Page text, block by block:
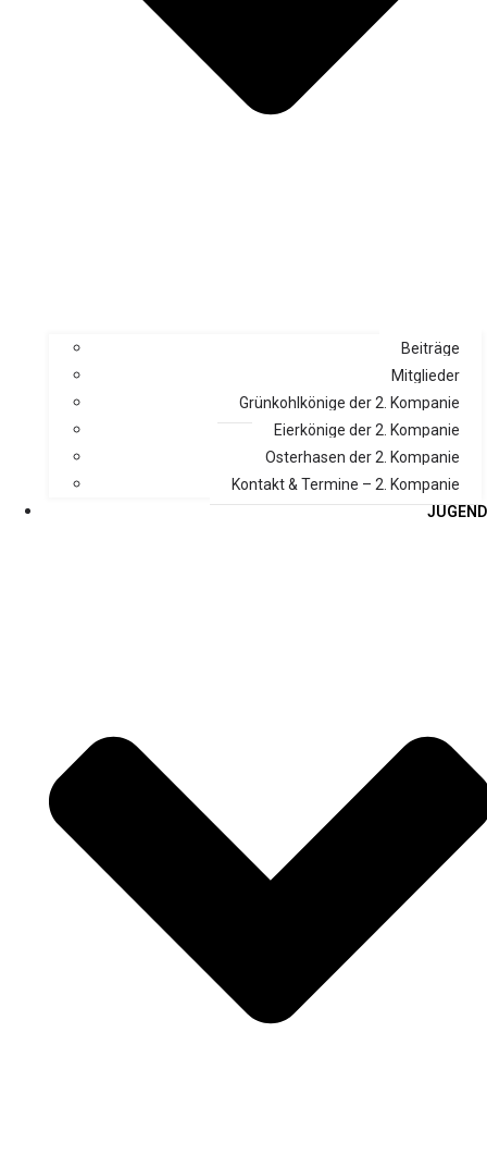
Beiträge
Mitglieder
Grünkohlkönige der 2. Kompanie
Eierkönige der 2. Kompanie
Osterhasen der 2. Kompanie
Kontakt & Termine – 2. Kompanie
JUGEND